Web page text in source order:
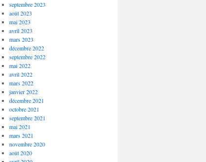
septembre 2023
août 2023
mai 2023
avril 2023
mars 2023
décembre 2022
septembre 2022
mai 2022
avril 2022
mars 2022
janvier 2022
décembre 2021
octobre 2021
septembre 2021
mai 2021
mars 2021
novembre 2020
août 2020